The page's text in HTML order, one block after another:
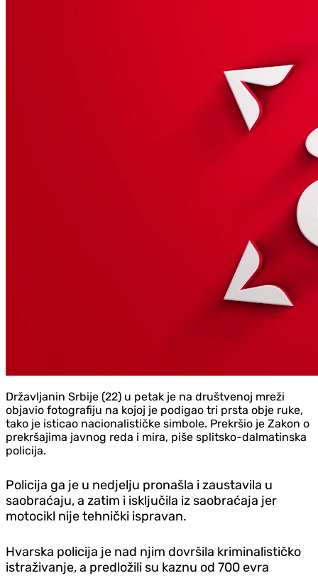
Državljanin Srbije (22) u petak je na društvenoj mreži
objavio fotografiju na kojoj je podigao tri prsta obje ruke,
tako je isticao nacionalističke simbole. Prekršio je Zakon o
prekršajima javnog reda i mira, piše splitsko-dalmatinska
policija.
Policija ga je u nedjelju pronašla i zaustavila u
saobraćaju, a zatim i isključila iz saobraćaja jer
motocikl nije tehnički ispravan.
Hvarska policija je nad njim dovršila kriminalističko
istraživanje, a predložili su kaznu od 700 evra